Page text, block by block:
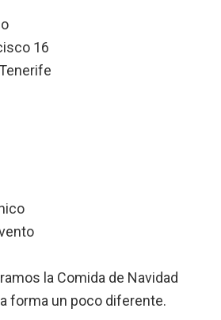
16
la Comida de Navidad
forma un poco diferente.